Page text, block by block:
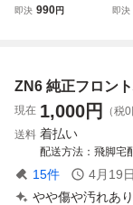
トバンパーサポー
即決 990円
ト
即決
ZN6 純正フロン
現在 1,000円
（税0
送料 着払い
配送方法 飛脚宅
15件 4月19
やや傷や汚れあり